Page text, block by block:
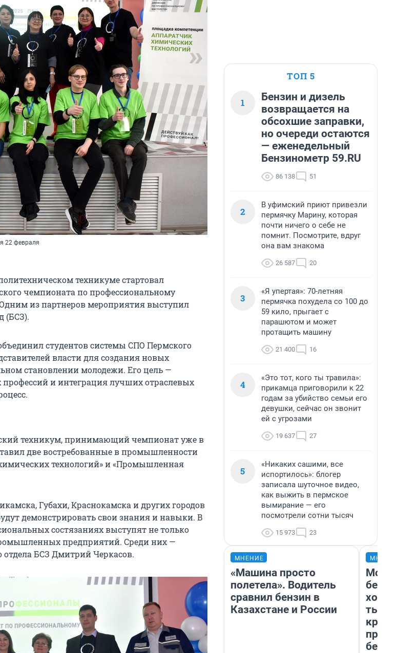
22 февраля
техникуме стартовал
чемпионата по профессиональному
из партнеров мероприятия выступил
(БСЗ).
студентов системы СПО Пермского
власти для создания новых
становлении молодежи. Его цель —
и интеграция лучших отраслевых
техникум, принимающий чемпионат уже в
две востребованные в промышленности
технологий» и «Промышленная
Губахи, Краснокамска и других городов
демонстрировать свои знания и навыки. В
состязаниях выступят не только
предприятий. Среди них —
отдела БСЗ Дмитрий Черкасов.
ТОП 5
1
Бензин и дизель
возвращается на
обсохшие заправки,
но очереди остаются
— еженедельный
Бензинометр 59.RU
86 138 51
2
В уфимский приют привезли
пермячку Марину, которая
почти ничего о себе не
помнит. Посмотрите, вдруг
она вам знакома
26 587 20
3
«Я упертая»: 70-летняя
пермячка похудела со 100 до
59 кило, прыгает с
парашютом и может
протащить машину
21 400 16
4
«Это тот, кого ты травила»:
прикамца приговорили к 22
годам за убийство семьи его
девушки, сейчас он звонит
ей с угрозами
19 637 27
5
«Никаких сашими, все
испортилось»: блогер
записала шуточное видео,
как выжить в пермское
вымирание — его
посмотрели сотни тысяч
15 973 23
МНЕНИЕ
«Машина просто
полетела». Водитель
сравнил бензин в
Казахстане и России
Мой